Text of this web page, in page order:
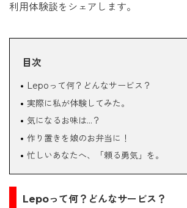
利用体験談をシェアします。
目次
Lepoって何？どんなサービス？
実際に私が体験してみた。
気になるお味は…？
作り置きを娘のお弁当に！
忙しいあなたへ、「頼る勇気」を。
Lepoって何？どんなサービス？